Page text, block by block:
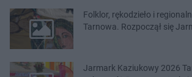
Folklor, rękodzieło i
Tarnowa. Rozpoczął się
Jarmark Kaziukowy 2026